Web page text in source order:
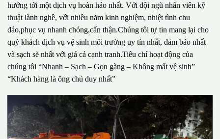
hướng tới một dịch vụ hoàn hảo nhất. Với đội ngũ nhân viên kỹ
thuật lành nghề, với nhiều năm kinh nghiệm, nhiệt tình chu
đáo,phục vụ nhanh chóng,cẩn thận.Chúng tôi tự tin mang lại cho
quý khách dịch vụ vệ sinh môi trường uy tín nhất, đảm bảo nhất
và sạch sẽ nhất với giá cả cạnh tranh.Tiêu chí hoạt động của
chúng tôi “Nhanh – Sạch – Gọn gàng – Không mất vệ sinh”
“Khách hàng là ông chủ duy nhất”